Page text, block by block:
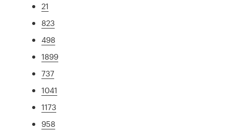
21
823
498
1899
737
1041
1173
958